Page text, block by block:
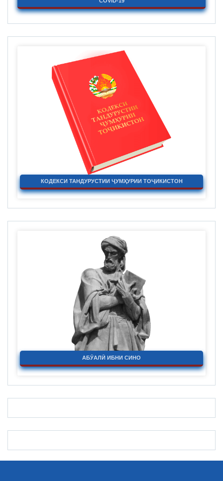
КОДЕКСИ ТАНДУРУСТИИ ҶУМҲУРИИ ТОҶИКИСТОН
АБӮАЛӢ ИБНИ СИНО